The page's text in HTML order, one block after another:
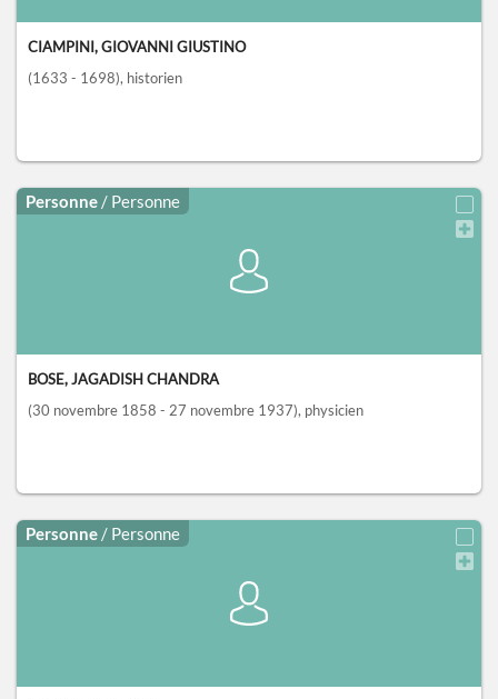
CIAMPINI, GIOVANNI GIUSTINO
(1633 - 1698), historien
Personne / Personne
BOSE, JAGADISH CHANDRA
(30 novembre 1858 - 27 novembre 1937), physicien
Personne / Personne